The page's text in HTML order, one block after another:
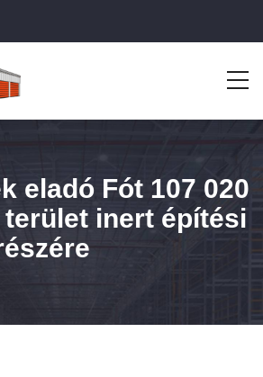
eladó Fót 107 020
terület inert építési